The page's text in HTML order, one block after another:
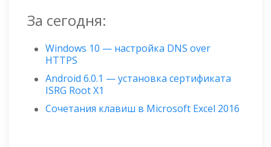
За сегодня:
Windows 10 — настройка DNS over
HTTPS
Android 6.0.1 — установка сертификата
ISRG Root X1
Сочетания клавиш в Microsoft Excel 2016